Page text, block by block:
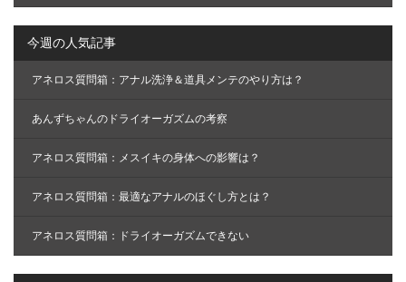
今週の人気記事
アネロス質問箱：アナル洗浄＆道具メンテのやり方は？
あんずちゃんのドライオーガズムの考察
アネロス質問箱：メスイキの身体への影響は？
アネロス質問箱：最適なアナルのほぐし方とは？
アネロス質問箱：ドライオーガズムできない